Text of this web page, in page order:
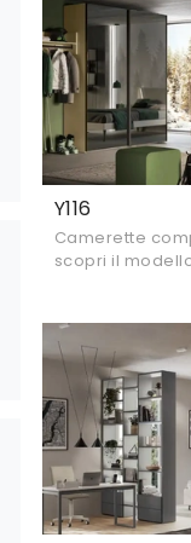
Y116
Camerette
scopri il